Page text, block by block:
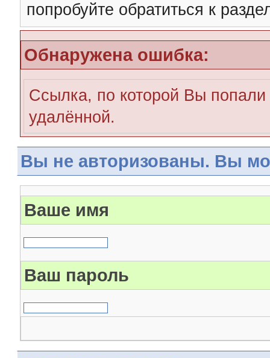
попробуйте обратиться к
Обнаружена ошибка:
Ссылка, по которой Вы попали
удалённой.
Вы не авторизованы. Вы
Ваше имя
Ваш пароль